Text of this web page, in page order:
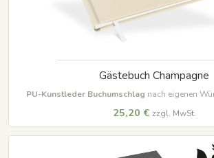
Gästebuch Champagne
PU-Kunstleder Buchumschlag nach eigenen
25,20 € zzgl. MwSt.